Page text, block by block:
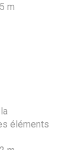
m
éléments